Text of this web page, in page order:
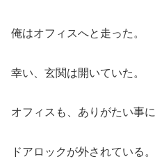
俺はオフィスへと走った。
幸い、玄関は開いていた。
オフィスも、ありがたい事に
ドアロックが外されている。